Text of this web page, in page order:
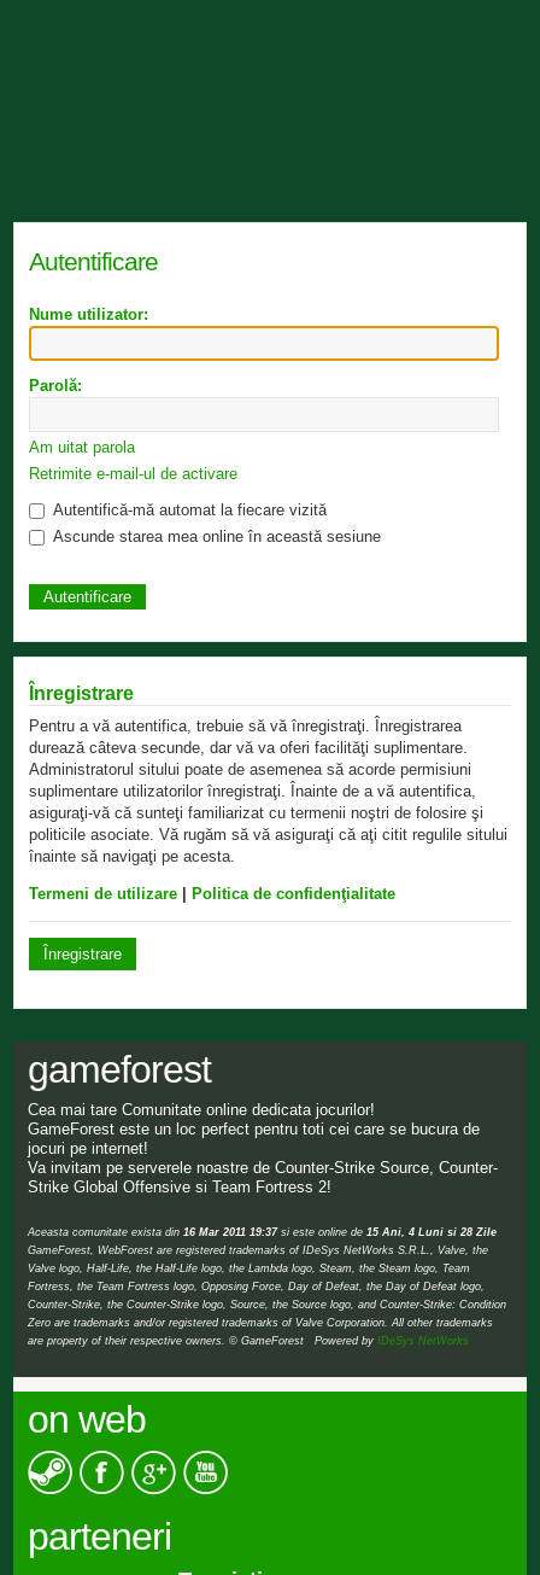
Autentificare
Nume utilizator:
Parolă:
Am uitat parola
Retrimite e-mail-ul de activare
Autentifică-mă automat la fiecare vizită
Ascunde starea mea online în această sesiune
Înregistrare
Pentru a vă autentifica, trebuie să vă înregistraţi. Înregistrarea
durează câteva secunde, dar vă va oferi facilităţi suplimentare.
Administratorul sitului poate de asemenea să acorde permisiuni
suplimentare utilizatorilor înregistraţi. Înainte de a vă autentifica,
asiguraţi-vă că sunteţi familiarizat cu termenii noştri de folosire şi
politicile asociate. Vă rugăm să vă asiguraţi că aţi citit regulile sitului
înainte să navigaţi pe acesta.
Termeni de utilizare Politica de confidenţialitate
Înregistrare
gameforest
Cea mai tare Comunitate online dedicata jocurilor!
GameForest este un loc perfect pentru toti cei care se bucura de
jocuri pe internet!
Va invitam pe serverele noastre de Counter-Strike Source, Counter-
Strike Global Offensive si Team Fortress 2!
Aceasta comunitate exista din 16 Mar 2011 19:37si este online de 15 Ani, 4 Luni si 28 Zile
GameForest, WebForest are registered trademarks of IDeSys NetWorks S.R.L., Valve, the
Valve logo, Half-Life, the Half-Life logo, the Lambda logo, Steam, the Steam logo, Team
Fortress, the Team Fortress logo, Opposing Force, Day of Defeat, the Day of Defeat logo,
Counter-Strike, the Counter-Strike logo, Source, the Source logo, and Counter-Strike: Condition
Zero are trademarks and/or registered trademarks of Valve Corporation. All other trademarks
are property of their respective owners. © GameForest Powered byIDeSys NetWorks
on web
parteneri